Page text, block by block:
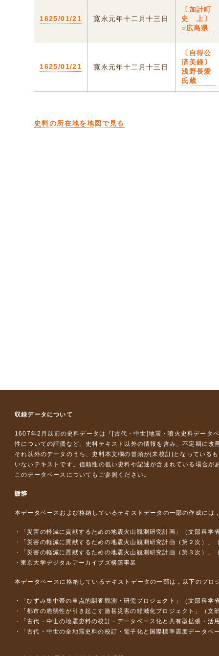
1625/01/21 寛永元年十二月十三日
〔加計町
史 上〕
○広島県
1625/01/21 寛永元年十二月十三日
〔自得公
済美録〕
浅野長愛
氏蔵
史料の所在地を地図で見る
収録データについて
1607年2月以前の史料データは『 [古代・中世]地震・噴火史料データ
性についての評価など、史料テキスト以外の情報を含み、不定期に改
それ以外のデータのうち、史料本文欄の冒頭が[未校訂]となっている
いないテキストです。信頼性の低い史料や記述が含まれている場合が
このデータベースについて もご参照ください。
謝辞
本データベースおよび格納しているテキストデータの一部の作成には
「災害の軽減に貢献するための地震火山観測研究計画」（文部科学
「災害の軽減に貢献するための地震火山観測研究計画（第２次）」
「災害の軽減に貢献するための地震火山観測研究計画（第３次）」
東京大学デジタルアーカイブズ構築事業
本データベースに格納しているテキストデータの一部は，以下のプロ
「ひずみ集中帯の重点的調査観測・研究プロジェクト」（文部科
「都市の脆弱性が引き起こす激甚災害の軽減化プロジェクト」（
「古代・中世の地震史料の校訂・データベース化と共有型拡張・
「古代・中世の全地震史料の校訂・電子化と国際標準震度データ